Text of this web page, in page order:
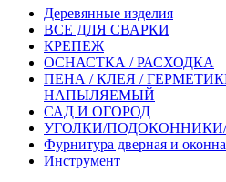
Деревянные изделия
ВСЕ ДЛЯ СВАРКИ
КРЕПЕЖ
ОСНАСТКА / РАСХОДКА
ПЕНА / КЛЕЯ /
НАПЫЛЯЕМЫЙ
САД И ОГОРОД
УГОЛКИ/
Фурнитура дверная и
Инструмент